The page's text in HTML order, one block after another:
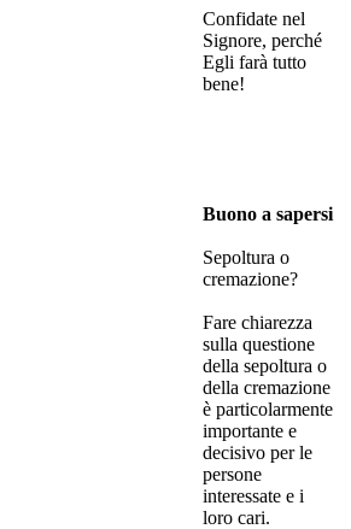
Confidate nel
Signore, perché
Egli farà tutto
bene!
Buono a sapersi
Sepoltura o
cremazione?
Fare chiarezza
sulla questione
della sepoltura o
della cremazione
è particolarmente
importante e
decisivo per le
persone
interessate e i
loro cari.